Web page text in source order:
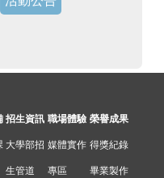
招生資訊
大學部招
生管道
職場體驗
媒體實作
專區
榮譽成果
得獎紀錄
畢業製作